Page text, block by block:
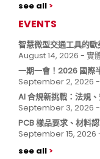
see all
EVENTS
智慧微型交通工具的
August 14, 2026 - 實
一期一會！2026 國際
September 2, 2026 -
AI 合規新挑戰：法規
September 3, 2026 -
PCB 樣品要求、材料
September 15, 2026
see all